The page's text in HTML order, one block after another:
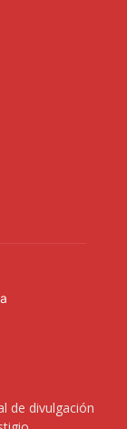
de divulgación